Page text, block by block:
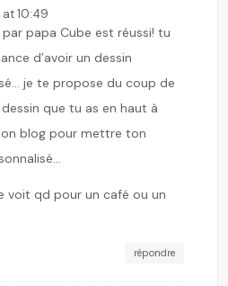
at 10:49
papa Cube est réussi! tu
d’avoir un dessin
je te propose du coup de
que tu as en haut à
blog pour mettre ton
voit qd pour un café ou un
répondre